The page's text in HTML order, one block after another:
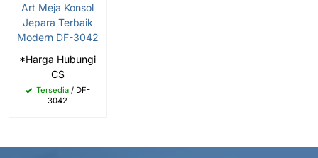
Art Meja Konsol
Jepara Terbaik
Modern DF-3042
*Harga Hubungi
CS
Tersedia/ DF-
3042